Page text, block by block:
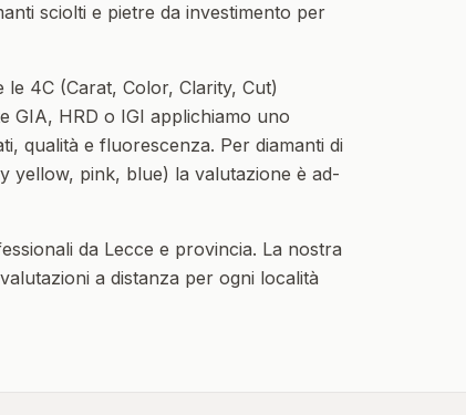
sciolti e pietre da investimento per
4C (Carat, Color, Clarity, Cut)
GIA, HRD o IGI applichiamo uno
qualità e fluorescenza. Per diamanti di
yellow, pink, blue) la valutazione è ad-
da Lecce e provincia. La nostra
a distanza per ogni località